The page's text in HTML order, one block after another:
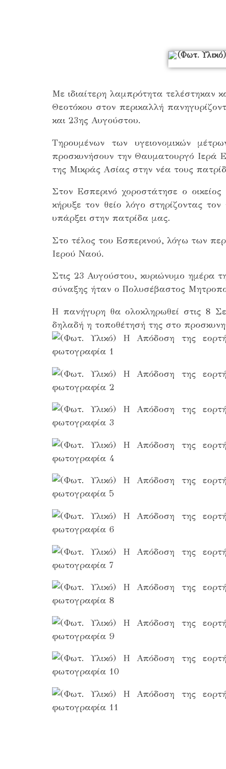
Με ιδιαίτερη λαμπρότητα τελέστηκαν
Θεοτόκου στον περικαλλή
και 23ης Αυγούστου.
Τηρουμένων των υγειονομικών
προσκυνήσουν την Θαυματουργό Ιερά
της Μικράς Ασίας στην νέα τους
Στον Εσπερινό χοροστάτησε ο
κήρυξε τον θείο λόγο στηρίζοντας
υπάρξει στην πατρίδα μας.
Στο τέλος του Εσπερινού, λόγω των
Ιερού Ναού.
Στις 23 Αυγούστου, κυριώνυμο ημέρα
σύναξης ήταν ο Πολυσέβαστος
Η πανήγυρη θα ολοκληρωθεί στις 8
δηλαδή η τοποθέτησή της στο